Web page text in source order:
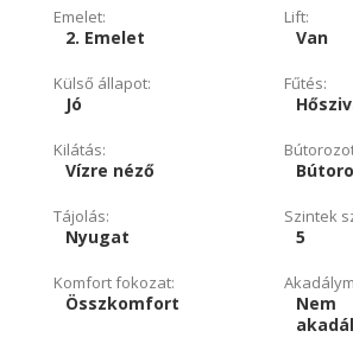
Emelet:
2. Emelet
Lift:
Van
Külső állapot:
Jó
Fűtés:
Kilátás:
Vízre néző
Tájolás:
Nyugat
Szintek
5
Komfort fokozat:
Összkomfort
Nem